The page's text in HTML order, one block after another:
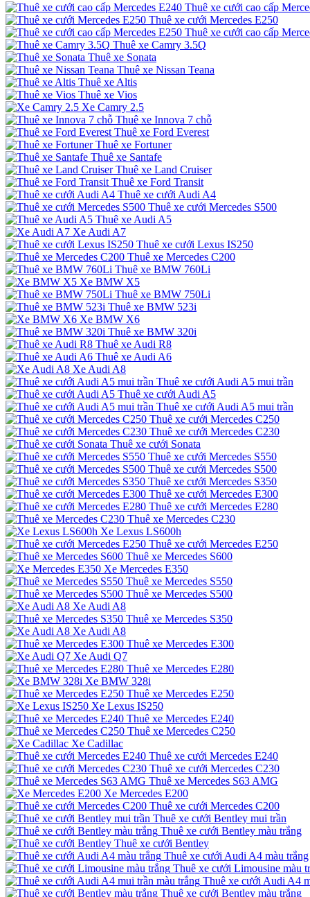
Thuê xe cưới cao cấp
Thuê xe cưới Mercedes E250
Thuê xe cưới cao cấp
Thuê xe Camry 3.5Q
Thuê xe Sonata
Thuê xe Nissan Teana
Thuê xe Altis
Thuê xe Vios
Xe Camry 2.5
Thuê xe Innova 7 chỗ
Thuê xe Ford Everest
Thuê xe Fortuner
Thuê xe Santafe
Thuê xe Land Cruiser
Thuê xe Ford Transit
Thuê xe cưới Audi A4
Thuê xe cưới Mercedes S500
Thuê xe Audi A5
Xe Audi A7
Thuê xe cưới Lexus IS250
Thuê xe Mercedes C200
Thuê xe BMW 760Li
Xe BMW X5
Thuê xe BMW 750Li
Thuê xe BMW 523i
Xe BMW X6
Thuê xe BMW 320i
Thuê xe Audi R8
Thuê xe Audi A6
Xe Audi A8
Thuê xe cưới Audi A5 mui trần
Thuê xe cưới Audi A5
Thuê xe cưới Audi A5 mui trần
Thuê xe cưới Mercedes C250
Thuê xe cưới Mercedes C230
Thuê xe cưới Sonata
Thuê xe cưới Mercedes S550
Thuê xe cưới Mercedes S500
Thuê xe cưới Mercedes S350
Thuê xe cưới Mercedes E300
Thuê xe cưới Mercedes E280
Thuê xe Mercedes C230
Xe Lexus LS600h
Thuê xe cưới Mercedes E250
Thuê xe Mercedes S600
Xe Mercedes E350
Thuê xe Mercedes S550
Thuê xe Mercedes S500
Xe Audi A8
Thuê xe Mercedes S350
Xe Audi A8
Thuê xe Mercedes E300
Xe Audi Q7
Thuê xe Mercedes E280
Xe BMW 328i
Thuê xe Mercedes E250
Xe Lexus IS250
Thuê xe Mercedes E240
Thuê xe Mercedes C250
Xe Cadillac
Thuê xe cưới Mercedes E240
Thuê xe cưới Mercedes C230
Thuê xe Mercedes S63 AMG
Xe Mercedes E200
Thuê xe cưới Mercedes C200
Thuê xe cưới Bentley mui trần
Thuê xe cưới Bentley màu trắng
Thuê xe cưới Bentley
Thuê xe cưới Audi A4 màu trắng
Thuê xe cưới Limousine màu
Thuê xe cưới Audi A4
Thuê xe cưới Bentley màu trắng